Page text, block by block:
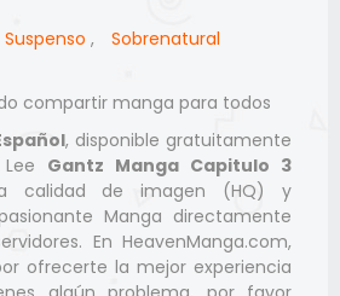
Suspenso ,
Sobrenatural
compartir manga para todos
, disponible gratuitamente
Gantz Manga Capitulo 3
calidad de imagen (HQ) y
Manga directamente
En HeavenManga.com,
ofrecerte la mejor experiencia